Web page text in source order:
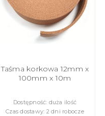
Taśma korkowa 12mm x
100mm x 10m
Dostępność: duża ilość
Czas dostawy: 2 dni robocze